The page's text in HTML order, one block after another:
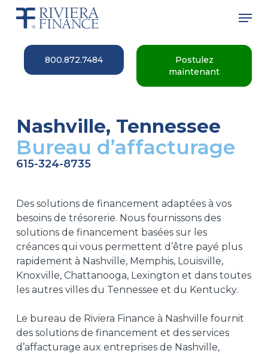
Skip
content
800.872.7484
Postulez
maintenant
Nashville, Tennessee
Bureau d’affacturage
615-324-8735
Des solutions de financement adaptées à vos
besoins de trésorerie. Nous fournissons des
solutions de financement basées sur les
créances qui vous permettent d’être payé plus
rapidement à Nashville, Memphis, Louisville,
Knoxville, Chattanooga, Lexington et dans toutes
les autres villes du Tennessee et du Kentucky.
Le bureau de Riviera Finance à Nashville fournit
des solutions de financement et des services
d’affacturage aux entreprises de Nashville,
Menu